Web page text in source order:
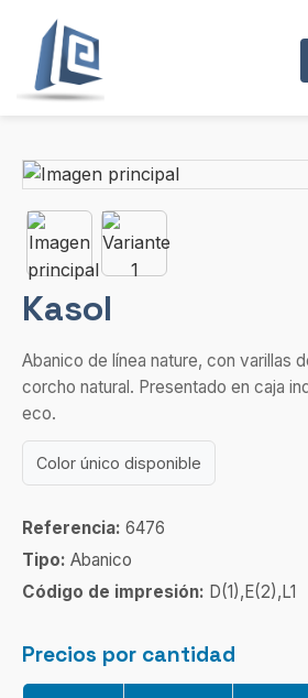
Kasol
Abanico de línea nature, con varillas
corcho natural. Presentado en caja
eco.
Color único disponible
Referencia: 6476
Tipo: Abanico
Código de impresión: D(1),E(2),L1
Precios por cantidad